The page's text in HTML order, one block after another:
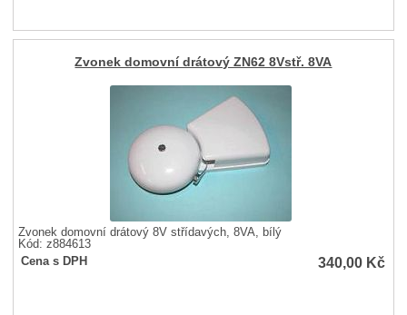
Zvonek domovní drátový ZN62 8Vstř. 8VA
Zvonek domovní drátový 8V střídavých, 8VA, bílý
Kód: z884613
Cena s DPH
340,00 Kč